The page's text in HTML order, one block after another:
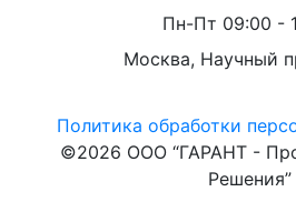
Пн-Пт 09:00 -
Москва, Научный
Политика обработки
©2026 ООО “ГАРАНТ -
Решения”